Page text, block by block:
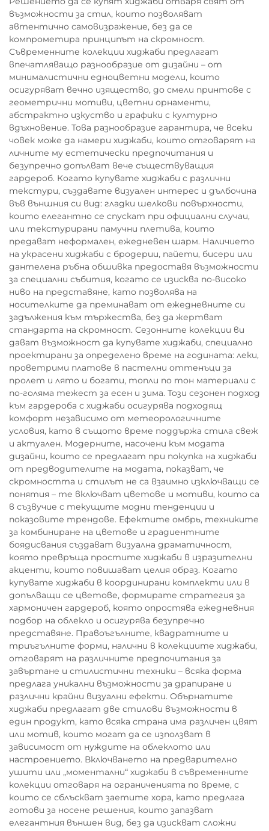
възможности за стил, които позволяват
автентично самовизражение, без да се
компрометира принципът на скромност.
Съвременните колекции хиджаби предлагат
впечатляващо разнообразие от дизайни – от
минималистични едноцветни модели, които
осигуряват вечно изящество, до смели принтове с
геометрични мотиви, цветни орнаменти,
абстрактно изкуство и графики с културно
вдъхновение. Това разнообразие гарантира, че всеки
човек може да намери хиджаби, които отговарят на
личните му естетически предпочитания и
безупречно допълват вече съществуващия
гардероб. Когато купувате хиджаби с различни
текстури, създавате визуален интерес и дълбочина
във външния си вид: гладки шелкови повърхности,
които елегантно се спускат при официални случаи,
или текстурирани памучни плетива, които
предават неформален, ежедневен шарм. Наличието
на украсени хиджаби с бродерии, пайети, бисери или
дантелена ръбна обшивка предоставя възможности
за специални събития, когато се изисква по-високо
ниво на представяне, като позволява на
носителките да преминават от ежедневните си
задължения към тържества, без да жертват
стандарта на скромност. Сезонните колекции ви
дават възможност да купувате хиджаби, специално
проектирани за определено време на годината: леки,
проветрими платове в пастелни оттенъци за
пролет и лято и богати, топли по тон материали с
по-голяма тежест за есен и зима. Този сезонен подход
към гардероба с хиджаби осигурява подходящ
комфорт независимо от метеорологичните
условия, като в същото време поддържа стила свеж
и актуален. Модерните, насочени към модата
дизайни, които се предлагат при покупка на хиджаби
от предводителите на модата, показват, че
скромността и стилът не са взаимно изключващи се
понятия – те включват цветове и мотиви, които са
в съзвучие с текущите модни тенденции и
показовите трендове. Ефектите омбрь, техниките
за комбиниране на цветове и градиентните
боядисвания създават визуална драматичност,
която превръща простите хиджаби в изразителни
акценти, които повишават целия образ. Когато
купувате хиджаби в координирани комплекти или в
допълващи се цветове, формирате стратегия за
хармоничен гардероб, която опростява ежедневния
подбор на облекло и осигурява безупречно
представяне. Правоъгълните, квадратните и
триъгълните форми, налични в колекциите хиджаби,
отговарят на различните предпочитания за
завъртане и стилистични техники – всяка форма
предлага уникални възможности за драпиране и
различни крайни визуални ефекти. Обърнатите
хиджаби предлагат две стилови възможности в
един продукт, като всяка страна има различен цвят
или мотив, които могат да се използват в
зависимост от нуждите на облеклото или
настроението. Включването на предварително
ушити или „моментални“ хиджаби в съвременните
колекции отговаря на ограниченията по време, с
които се сблъскват заетите хора, като предлага
готови за носене решения, които запазват
елегантния външен вид, без да изискват сложни